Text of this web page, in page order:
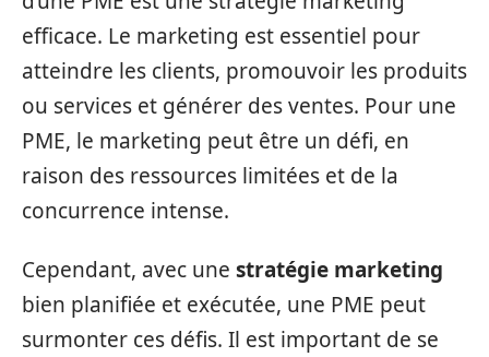
efficace. Le marketing est essentiel pour
atteindre les clients, promouvoir les produits
ou services et générer des ventes. Pour une
PME, le marketing peut être un défi, en
raison des ressources limitées et de la
concurrence intense.
Cependant, avec une stratégie marketing
bien planifiée et exécutée, une PME peut
surmonter ces défis. Il est important de se